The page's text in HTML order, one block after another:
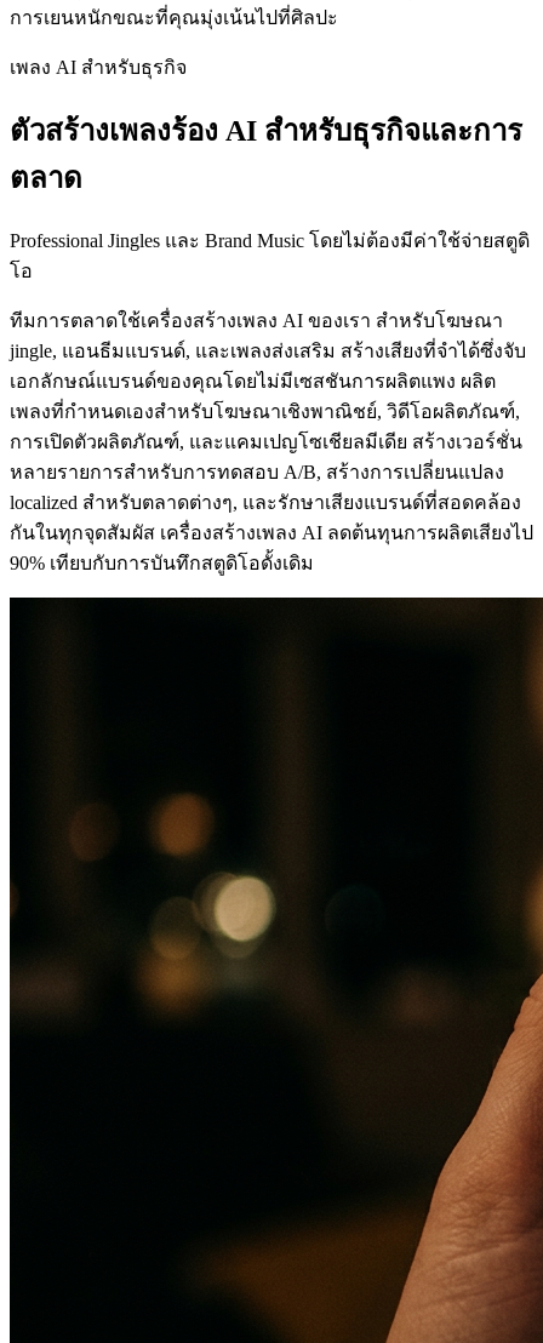
การเยนหนักขณะที่คุณมุ่งเน้นไปที่ศิลปะ
เพลง AI สำหรับธุรกิจ
ตัวสร้างเพลงร้อง AI สำหรับธุรกิจและการ
ตลาด
Professional Jingles และ Brand Music โดยไม่ต้องมีค่าใช้จ่ายสตูดิ
โอ
ทีมการตลาดใช้เครื่องสร้างเพลง AI ของเรา สำหรับโฆษณา
jingle, แอนธีมแบรนด์, และเพลงส่งเสริม สร้างเสียงที่จำได้ซึ่งจับ
เอกลักษณ์แบรนด์ของคุณโดยไม่มีเซสชันการผลิตแพง ผลิต
เพลงที่กำหนดเองสำหรับโฆษณาเชิงพาณิชย์, วิดีโอผลิตภัณฑ์,
การเปิดตัวผลิตภัณฑ์, และแคมเปญโซเชียลมีเดีย สร้างเวอร์ชั่น
หลายรายการสำหรับการทดสอบ A/B, สร้างการเปลี่ยนแปลง
localized สำหรับตลาดต่างๆ, และรักษาเสียงแบรนด์ที่สอดคล้อง
กันในทุกจุดสัมผัส เครื่องสร้างเพลง AI ลดต้นทุนการผลิตเสียงไป
90% เทียบกับการบันทึกสตูดิโอดั้งเดิม